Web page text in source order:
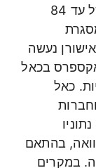
ההחזרים ניתן לפרוס לפריסה נוחה של עד 84
נעשה
בכאל
כאל
בהתאם
במקרים